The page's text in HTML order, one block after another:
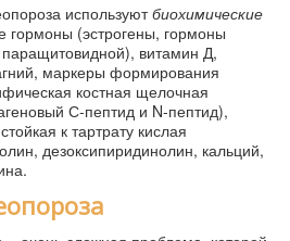
используютбиохимические
гормоны (эстрогены, гормоны
витамин Д,
маркеры формирования
костная щелочная
С-пептид и N-пептид),
к тартрату кислая
дезоксипиридинолин, кальций,